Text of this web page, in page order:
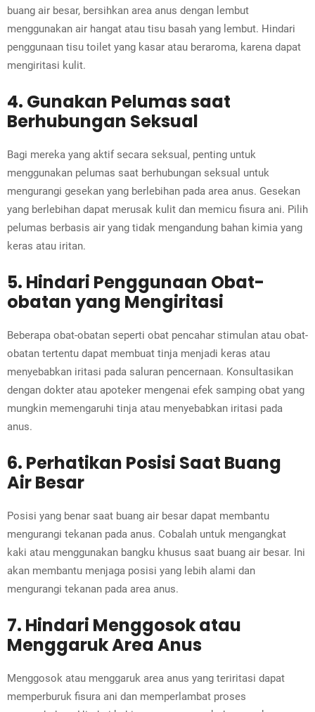
buang air besar, bersihkan area anus dengan lembut
menggunakan air hangat atau tisu basah yang lembut. Hindari
penggunaan tisu toilet yang kasar atau beraroma, karena dapat
mengiritasi kulit.
4. Gunakan Pelumas saat
Berhubungan Seksual
Bagi mereka yang aktif secara seksual, penting untuk
menggunakan pelumas saat berhubungan seksual untuk
mengurangi gesekan yang berlebihan pada area anus. Gesekan
yang berlebihan dapat merusak kulit dan memicu fisura ani. Pilih
pelumas berbasis air yang tidak mengandung bahan kimia yang
keras atau iritan.
5. Hindari Penggunaan Obat-
obatan yang Mengiritasi
Beberapa obat-obatan seperti obat pencahar stimulan atau obat-
obatan tertentu dapat membuat tinja menjadi keras atau
menyebabkan iritasi pada saluran pencernaan. Konsultasikan
dengan dokter atau apoteker mengenai efek samping obat yang
mungkin memengaruhi tinja atau menyebabkan iritasi pada
anus.
6. Perhatikan Posisi Saat Buang
Air Besar
Posisi yang benar saat buang air besar dapat membantu
mengurangi tekanan pada anus. Cobalah untuk mengangkat
kaki atau menggunakan bangku khusus saat buang air besar. Ini
akan membantu menjaga posisi yang lebih alami dan
mengurangi tekanan pada area anus.
7. Hindari Menggosok atau
Menggaruk Area Anus
Menggosok atau menggaruk area anus yang teriritasi dapat
memperburuk fisura ani dan memperlambat proses